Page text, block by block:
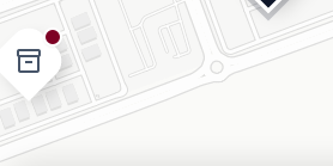
inventory_2